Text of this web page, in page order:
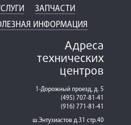
ЗАПЧАСТИ
ИНФОРМАЦИЯ
Адреса
технических
центров
1-Дорожный проезд, д. 5
(495) 707-81-41
(916) 771-81-41
ш.Энтузиастов д.31 стр.40